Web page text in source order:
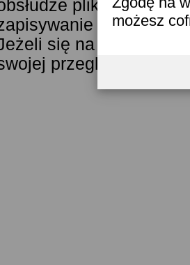
możesz
plików
ich w
się na to nie
przeglądarki.